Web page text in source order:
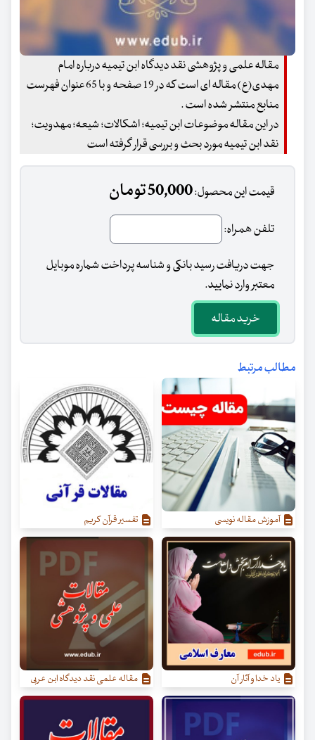
مقاله علمی و پژوهشی نقد دیدگاه ابن تیمیه درباره امام
مهدی(ع) مقاله ای است که در 19 صفحه و با 65 عنوان فهرست
منابع منتشر شده است .
در این مقاله موضوعات ابن تیمیه؛ اشکالات؛ شیعه؛ مهدویت؛
نقد ابن تیمیه مورد بحث و بررسی قرار گرفته است
قیمت این محصول:50,000 تومان
تلفن همراه:
جهت دریافت رسید بانکی و شناسه پرداخت شماره موبایل
معتبر وارد نمایید.
خرید مقاله
مطالب مرتبط
آموزش مقاله نویسی تفسیر قرآن کریم
یاد خدا و آثار آن مقاله علمی نقد دیدگاه ابن عربی